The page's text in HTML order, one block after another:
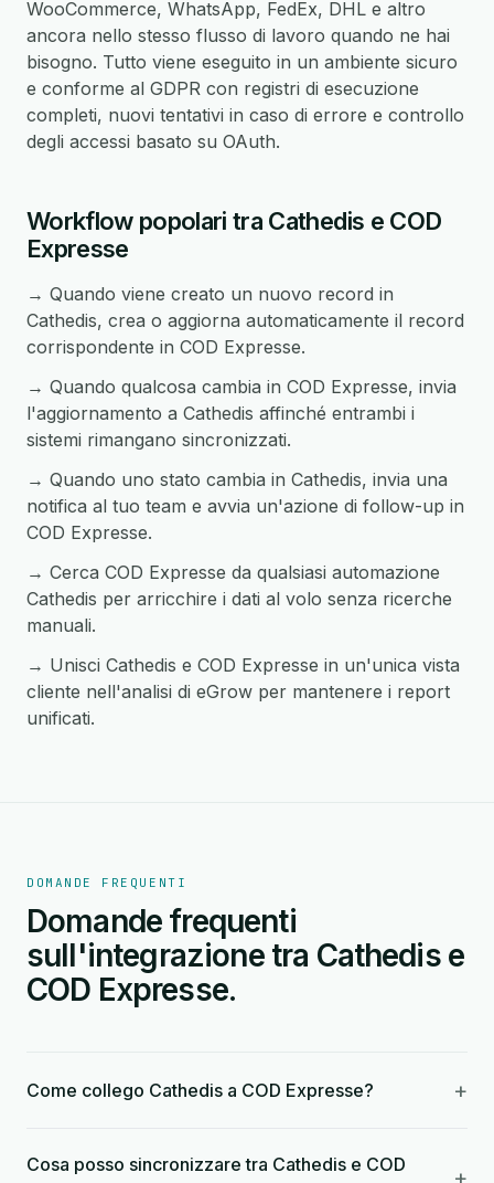
WooCommerce, WhatsApp, FedEx, DHL e altro
ancora nello stesso flusso di lavoro quando ne hai
bisogno. Tutto viene eseguito in un ambiente sicuro
e conforme al GDPR con registri di esecuzione
completi, nuovi tentativi in caso di errore e controllo
degli accessi basato su OAuth.
Workflow popolari tra Cathedis e COD
Expresse
→ Quando viene creato un nuovo record in
Cathedis, crea o aggiorna automaticamente il record
corrispondente in COD Expresse.
→ Quando qualcosa cambia in COD Expresse, invia
l'aggiornamento a Cathedis affinché entrambi i
sistemi rimangano sincronizzati.
→ Quando uno stato cambia in Cathedis, invia una
notifica al tuo team e avvia un'azione di follow-up in
COD Expresse.
→ Cerca COD Expresse da qualsiasi automazione
Cathedis per arricchire i dati al volo senza ricerche
manuali.
→ Unisci Cathedis e COD Expresse in un'unica vista
cliente nell'analisi di eGrow per mantenere i report
unificati.
DOMANDE FREQUENTI
Domande frequenti
sull'integrazione tra Cathedis e
COD Expresse.
Come collego Cathedis a COD Expresse? +
Cosa posso sincronizzare tra Cathedis e COD
+